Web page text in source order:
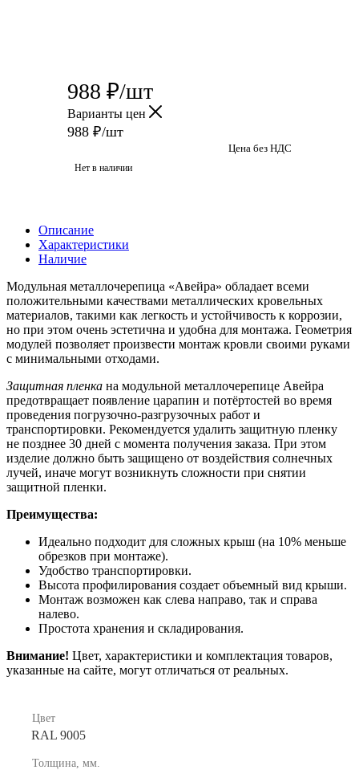
988 ₽/шт
Варианты цен
988 ₽/шт
Цена без НДС
Нет в наличии
Описание
Характеристики
Наличие
Модульная металлочерепица «Авейра» обладает всеми
положительными качествами металлических кровельных
материалов, такими как легкость и устойчивость к коррозии,
но при этом очень эстетична и удобна для монтажа. Геометрия
модулей позволяет произвести монтаж кровли своими руками
с минимальными отходами.
Защитная пленка на модульной металлочерепице Авейра
предотвращает появление царапин и потёртостей во время
проведения погрузочно-разгрузочных работ и
транспортировки. Рекомендуется удалить защитную пленку
не позднее 30 дней с момента получения заказа. При этом
изделие должно быть защищено от воздействия солнечных
лучей, иначе могут возникнуть сложности при снятии
защитной пленки.
Преимущества:
Идеально подходит для сложных крыш (на 10% меньше
обрезков при монтаже).
Удобство транспортировки.
Высота профилирования создает объемный вид крыши.
Монтаж возможен как слева направо, так и справа
налево.
Простота хранения и складирования.
Внимание! Цвет, характеристики и комплектация товаров,
указанные на сайте, могут отличаться от реальных.
Цвет
RAL 9005
Толщина, мм.